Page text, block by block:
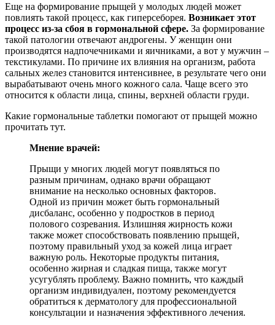
Еще на формирование прыщей у молодых людей может
повлиять такой процесс, как гиперсеборея. Возникает этот
процесс из-за сбоя в гормональной сфере. За формирование
такой патологии отвечают андрогены. У женщин они
производятся надпочечниками и яичниками, а вот у мужчин –
текстикулами. По причине их влияния на организм, работа
сальных желез становится интенсивнее, в результате чего они
вырабатывают очень много кожного сала. Чаще всего это
относится к области лица, спины, верхней области груди.
Какие гормональные таблетки помогают от прыщей можно
прочитать тут.
Мнение врачей:
Прыщи у многих людей могут появляться по
разным причинам, однако врачи обращают
внимание на несколько основных факторов.
Одной из причин может быть гормональный
дисбаланс, особенно у подростков в период
полового созревания. Излишняя жирность кожи
также может способствовать появлению прыщей,
поэтому правильный уход за кожей лица играет
важную роль. Некоторые продукты питания,
особенно жирная и сладкая пища, также могут
усугублять проблему. Важно помнить, что каждый
организм индивидуален, поэтому рекомендуется
обратиться к дерматологу для профессиональной
консультации и назначения эффективного лечения.